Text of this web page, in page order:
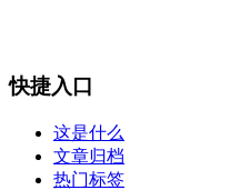
快捷入口
这是什么
文章归档
热门标签